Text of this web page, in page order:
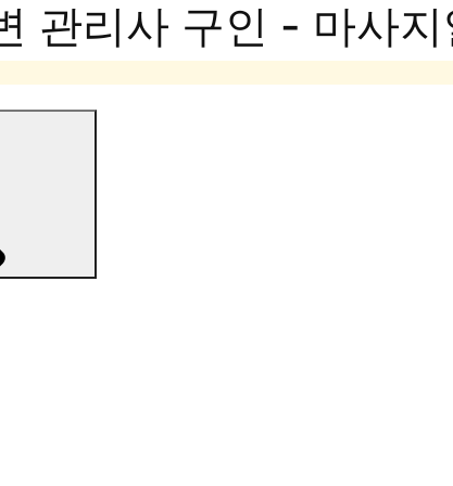
관리사 구인 - 마사